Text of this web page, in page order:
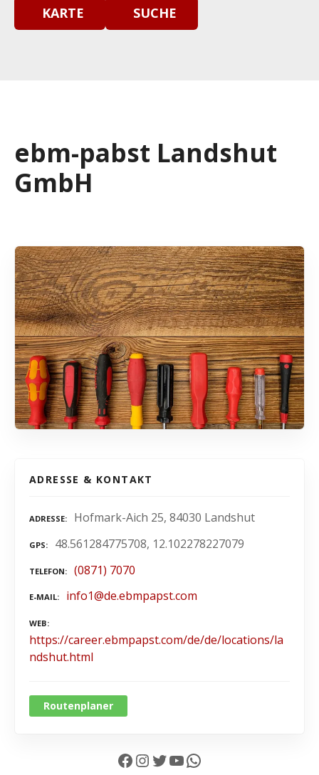
KARTE SUCHE
ebm-pabst Landshut
GmbH
ADRESSE & KONTAKT
ADRESSE Hofmark-Aich 25, 84030 Landshut
GPS 48.561284775708, 12.102278227079
TELEFON (0871) 7070
E-MAIL info1@de.ebmpapst.com
WEB
https://career.ebmpapst.com/de/de/locations/la
ndshut.html
Routenplaner
Facebook InstagramTwitter YouTube WhatsApp